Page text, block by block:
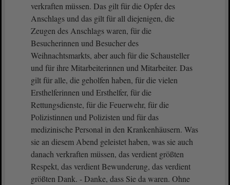
verkraften müssen. Das gilt für die Opfer des
Anschlags und das gilt für all diejenigen, die
Zeugen des Anschlags waren, für die
Besucherinnen und Besucher des
Weihnachtsmarkts, aber auch für die Schausteller
und für ihre Mitarbeiterinnen und Mitarbeiter. Das
gilt für alle, die geholfen haben, für die vielen
Ersthelferinnen und Ersthelfer, für die
Rettungsdienste, für die Feuerwehr, für die
Polizistinnen und Polizisten und für das
medizinische Personal in den Krankenhäusern. Was
sie an diesem Abend geleistet haben, was sie auch
danach verkraften müssen, das verdient größten
Respekt, das verdient Bewunderung, das verdient
größten Dank. - Danke, dass Sie da waren. Ohne